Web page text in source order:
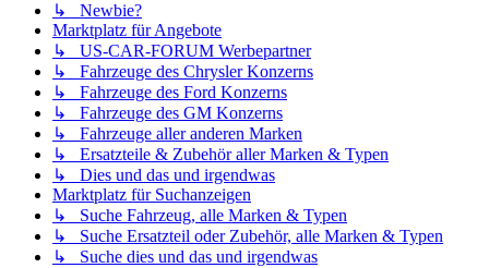
↳ Newbie?
Marktplatz für Angebote
↳ US-CAR-FORUM Werbepartner
↳ Fahrzeuge des Chrysler Konzerns
↳ Fahrzeuge des Ford Konzerns
↳ Fahrzeuge des GM Konzerns
↳ Fahrzeuge aller anderen Marken
↳ Ersatzteile & Zubehör aller Marken & Typen
↳ Dies und das und irgendwas
Marktplatz für Suchanzeigen
↳ Suche Fahrzeug, alle Marken & Typen
↳ Suche Ersatzteil oder Zubehör, alle Marken & Typen
↳ Suche dies und das und irgendwas